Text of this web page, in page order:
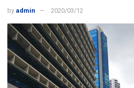
by admin 2020/03/12